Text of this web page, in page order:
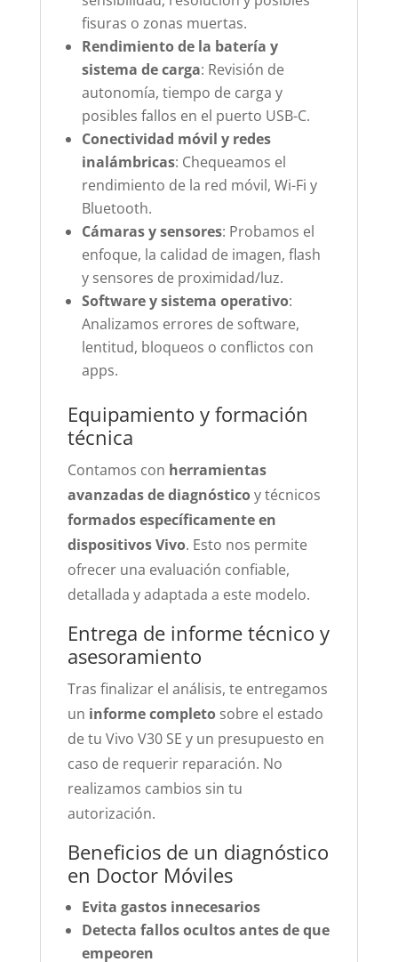
fisuras o zonas muertas.
Rendimiento de la batería y
sistema de carga: Revisión de
autonomía, tiempo de carga y
posibles fallos en el puerto USB-C.
Conectividad móvil y redes
inalámbricas: Chequeamos el
rendimiento de la red móvil, Wi-Fi y
Bluetooth.
Cámaras y sensores: Probamos el
enfoque, la calidad de imagen, flash
y sensores de proximidad/luz.
Software y sistema operativo:
Analizamos errores de software,
lentitud, bloqueos o conflictos con
apps.
Equipamiento y formación
técnica
Contamos con herramientas
avanzadas de diagnósticoy técnicos
formados específicamente en
dispositivos Vivo. Esto nos permite
ofrecer una evaluación confiable,
detallada y adaptada a este modelo.
Entrega de informe técnico y
asesoramiento
Tras finalizar el análisis, te entregamos
un informe completosobre el estado
de tu Vivo V30 SE y un presupuesto en
caso de requerir reparación. No
realizamos cambios sin tu
autorización.
Beneficios de un diagnóstico
en Doctor Móviles
Evita gastos innecesarios
Detecta fallos ocultos antes de que
empeoren